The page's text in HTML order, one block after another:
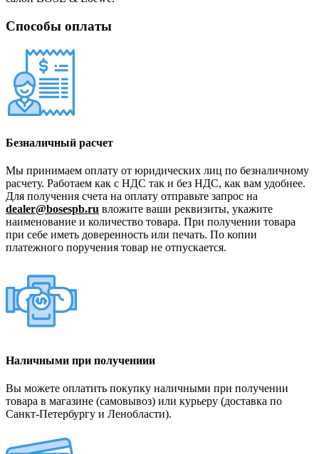
Способы оплаты
Безналичный расчет
Мы принимаем оплату от юридических лиц по безналичному
расчету. Работаем как с НДС так и без НДС, как вам удобнее.
Для получения счета на оплату отправьте запрос на
dealer@bosespb.ru вложите ваши реквизиты, укажите
наименование и количество товара. При получении товара
при себе иметь доверенность или печать. По копии
платежного поручения товар не отпускается.
Наличными при получениии
Вы можете оплатить покупку наличными при получении
товара в магазине (самовывоз) или курьеру (доставка по
Санкт-Петербургу и Ленобласти).